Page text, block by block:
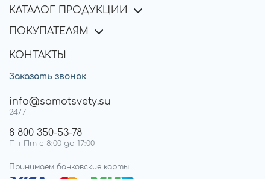
КАТАЛОГ ПРОДУКЦИИ
ПОКУПАТЕЛЯМ
КОНТАКТЫ
Заказать звонок
info@samotsvety.su
24/7
8 800 350-53-78
Пн-Пт с 8:00 до 17:00
Принимаем банковские карты: